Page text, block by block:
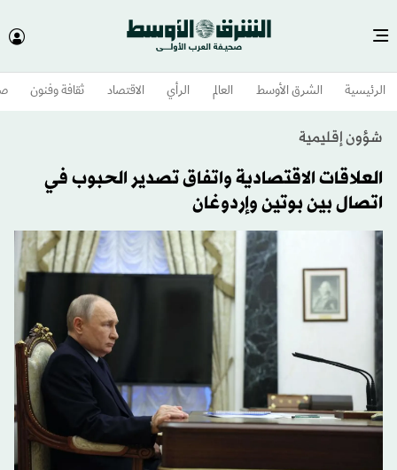
الرئيسية الشرق الأوسط​ العالم الرأي الاقتصاد ثقافة وفنون
شؤون إقليمية
العلاقات الاقتصادية واتفاق تصدير الحبوب في
اتصال بين بوتين وإردوغان